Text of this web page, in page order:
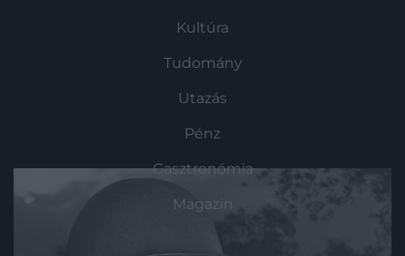
Kultúra
Tudomány
Utazás
Pénz
Gasztronómia
Magazin